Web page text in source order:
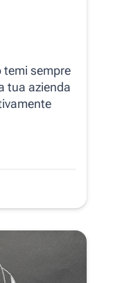
temi sempre
tua azienda